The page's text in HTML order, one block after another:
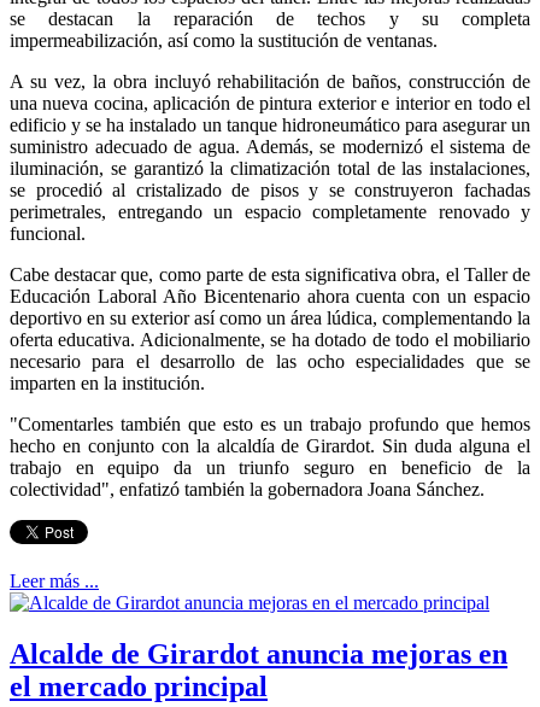
se destacan la reparación de techos y su completa
impermeabilización, así como la sustitución de ventanas.
A su vez, la obra incluyó rehabilitación de baños, construcción de
una nueva cocina, aplicación de pintura exterior e interior en todo el
edificio y se ha instalado un tanque hidroneumático para asegurar un
suministro adecuado de agua. Además, se modernizó el sistema de
iluminación, se garantizó la climatización total de las instalaciones,
se procedió al cristalizado de pisos y se construyeron fachadas
perimetrales, entregando un espacio completamente renovado y
funcional.
Cabe destacar que, como parte de esta significativa obra, el Taller de
Educación Laboral Año Bicentenario ahora cuenta con un espacio
deportivo en su exterior así como un área lúdica, complementando la
oferta educativa. Adicionalmente, se ha dotado de todo el mobiliario
necesario para el desarrollo de las ocho especialidades que se
imparten en la institución.
"Comentarles también que esto es un trabajo profundo que hemos
hecho en conjunto con la alcaldía de Girardot. Sin duda alguna el
trabajo en equipo da un triunfo seguro en beneficio de la
colectividad", enfatizó también la gobernadora Joana Sánchez.
Leer más ...
Alcalde de Girardot anuncia mejoras en
el mercado principal